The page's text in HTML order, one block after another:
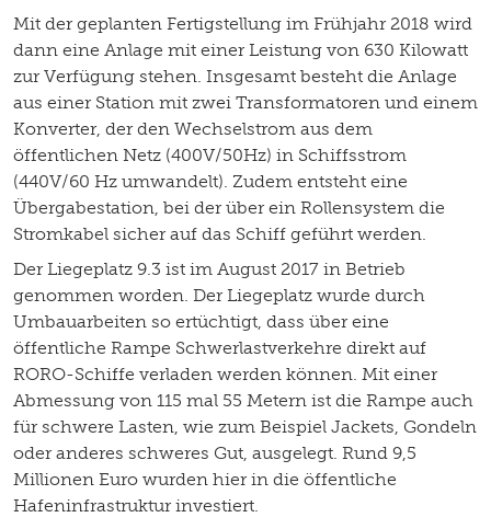
Mit der geplanten Fertigstellung im Frühjahr 2018 wird
dann eine Anlage mit einer Leistung von 630 Kilowatt
zur Verfügung stehen. Insgesamt besteht die Anlage
aus einer Station mit zwei Transformatoren und einem
Konverter, der den Wechselstrom aus dem
öffentlichen Netz (400V/50Hz) in Schiffsstrom
(440V/60 Hz umwandelt). Zudem entsteht eine
Übergabestation, bei der über ein Rollensystem die
Stromkabel sicher auf das Schiff geführt werden.
Der Liegeplatz 9.3 ist im August 2017 in Betrieb
genommen worden. Der Liegeplatz wurde durch
Umbauarbeiten so ertüchtigt, dass über eine
öffentliche Rampe Schwerlastverkehre direkt auf
RORO-Schiffe verladen werden können. Mit einer
Abmessung von 115 mal 55 Metern ist die Rampe auch
für schwere Lasten, wie zum Beispiel Jackets, Gondeln
oder anderes schweres Gut, ausgelegt. Rund 9,5
Millionen Euro wurden hier in die öffentliche
Hafeninfrastruktur investiert.